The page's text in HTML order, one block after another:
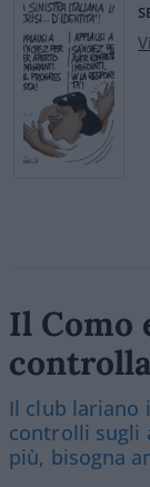
Il Como
Il club lariano
controlli sugli
più, bisogna